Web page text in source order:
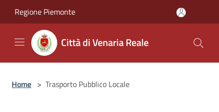
Regione Piemonte
Città di Venaria Reale
Home > Trasporto Pubblico Locale